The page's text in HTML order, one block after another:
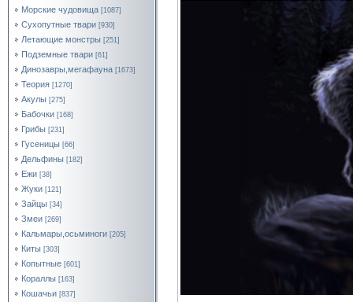
Морские чудовища [1087]
Сухопутные твари [930]
Летающие монстры [251]
Подземные твари [61]
Динозавры,мегафауна [1673]
Теория [1270]
Акулы [275]
Бабочки [168]
Грибы [231]
Гусеницы [66]
Дельфины [182]
Ежи [38]
Жуки [121]
Зайцы [34]
Змеи [269]
Кальмары,осьминоги [205]
Киты [303]
Копытные [601]
Кораллы [163]
Кошачьи [837]